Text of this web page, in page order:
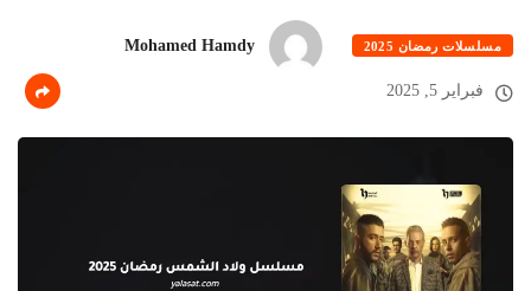
مسلسلات رمضان 2025 Mohamed Hamdy
فبراير 5, 2025